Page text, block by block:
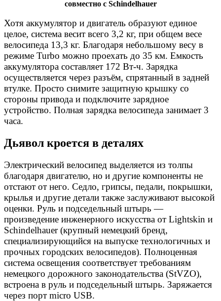
совместно с Schindelhauer
Хотя аккумулятор и двигатель образуют единое
целое, система весит всего 3,2 кг, при общем весе
велосипеда 13,3 кг. Благодаря небольшому весу в
режиме Turbo можно проехать до 35 км. Емкость
аккумулятора составляет 172 Вт-ч. Зарядка
осуществляется через разъём, спрятанный в задней
втулке. Просто снимите защитную крышку со
стороны привода и подключите зарядное
устройство. Полная зарядка велосипеда занимает 3
часа.
Дьявол кроется в деталях
Электрический велосипед выделяется из толпы
благодаря двигателю, но и другие компоненты не
отстают от него. Седло, грипсы, педали, покрышки,
крылья и другие детали также заслуживают высокой
оценки. Руль и подседельный штырь —
произведение инженерного искусства от Lightskin и
Schindelhauer (крупный немецкий бренд,
специализирующийся на выпуске технологичных и
прочных городских велосипедов). Полноценная
система освещения соответствует требованиям
немецкого дорожного законодательства (StVZO),
встроена в руль и подседельный штырь. Заряжается
через порт micro USB.